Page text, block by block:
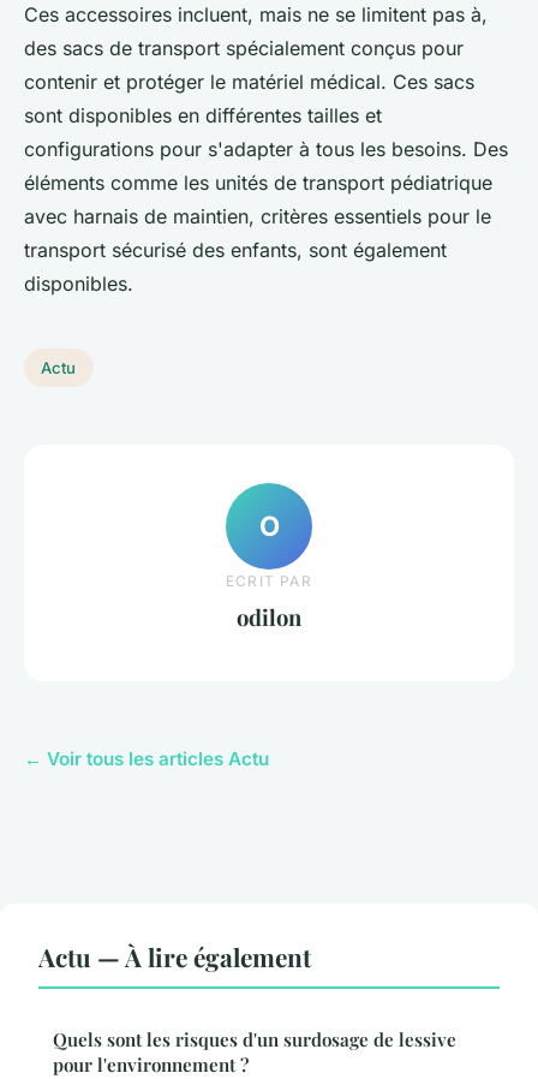
Ces accessoires incluent, mais ne se limitent pas à,
des sacs de transport spécialement conçus pour
contenir et protéger le matériel médical. Ces sacs
sont disponibles en différentes tailles et
configurations pour s'adapter à tous les besoins. Des
éléments comme les unités de transport pédiatrique
avec harnais de maintien, critères essentiels pour le
transport sécurisé des enfants, sont également
disponibles.
Actu
O
ECRIT PAR
odilon
← Voir tous les articles Actu
Actu — À lire également
Quels sont les risques d'un surdosage de lessive
pour l'environnement ?